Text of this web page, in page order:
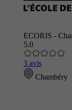
ECORIS -
5.0
3 avis
Chambéry